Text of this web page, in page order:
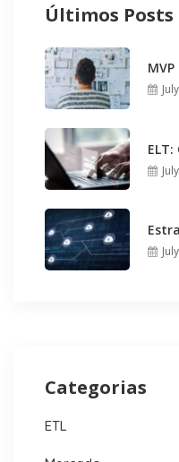
Últimos Posts
Categorias
ETL